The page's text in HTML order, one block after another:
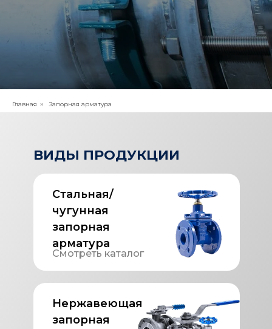
Главная » Запорная арматура
ВИДЫ ПРОДУКЦИИ
Стальная/
чугунная
запорная
арматура
Смотреть каталог
Нержавеющая
запорная